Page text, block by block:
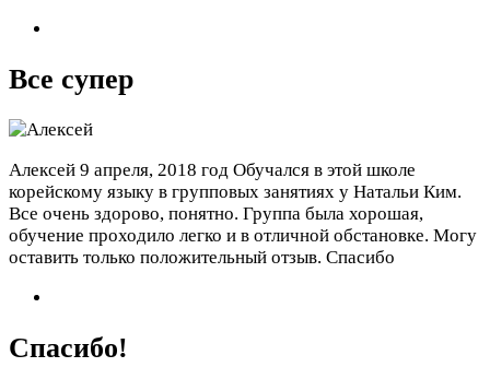
Все супер
Алексей 9 апреля, 2018 год Обучался в этой школе
корейскому языку в групповых занятиях у Натальи Ким.
Все очень здорово, понятно. Группа была хорошая,
обучение проходило легко и в отличной обстановке. Могу
оставить только положительный отзыв. Спасибо
Спасибо!